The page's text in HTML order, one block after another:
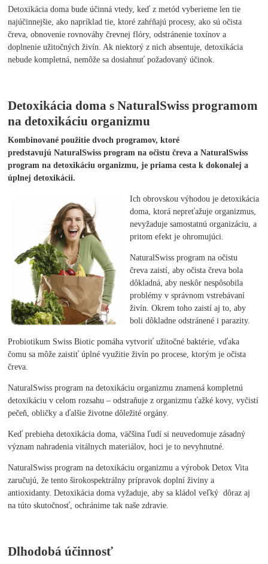
Detoxikácia doma bude účinná vtedy, keď z metód vyberieme len tie
najúčinnejšie, ako napríklad tie, ktoré zahŕňajú procesy, ako sú očista
čreva, obnovenie rovnováhy črevnej flóry, odstránenie toxínov a
doplnenie užitočných živín. Ak niektorý z nich absentuje, detoxikácia
nebude kompletná, nemôže sa dosiahnuť požadovaný účinok.
Detoxikácia doma s NaturalSwiss programom
na detoxikáciu organizmu
Kombinované použitie dvoch programov, ktoré
predstavujú NaturalSwiss program na očistu čreva a NaturalSwiss
program na detoxikáciu organizmu, je priama cesta k dokonalej a
úplnej detoxikácii.
Ich obrovskou výhodou je detoxikácia
doma, ktorá nepreťažuje organizmus,
nevyžaduje samostatnú organizáciu, a
pritom efekt je ohromujúci.
NaturalSwiss program na očistu
čreva zaistí, aby očista čreva bola
dôkladná, aby neskôr nespôsobila
problémy v správnom vstrebávaní
živín. Okrem toho zaistí aj to, aby
boli dôkladne odstránené i parazity.
Probiotikum Swiss Biotic pomáha vytvoriť užitočné baktérie, vďaka
čomu sa môže zaistiť úplné využitie živín po procese, ktorým je očista
čreva.
NaturalSwiss program na detoxikáciu organizmu znamená kompletnú
detoxikáciu v celom rozsahu – odstraňuje z organizmu ťažké kovy, vyčistí
pečeň, obličky a ďalšie životne dôležité orgány.
Keď prebieha detoxikácia doma, väčšina ľudí si neuvedomuje zásadný
význam nahradenia vitálnych materiálov, hoci je to nevyhnutné.
NaturalSwiss program na detoxikáciu organizmu a výrobok Detox Vita
zaručujú, že tento širokospektrálny prípravok doplní živiny a
antioxidanty. Detoxikácia doma vyžaduje, aby sa kládol veľký dôraz aj
na túto skutočnosť, ochránime tak naše zdravie.
Dlhodobá účinnosť